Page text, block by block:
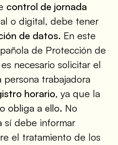
control de jornada
o digital, debe tener
de datos. En este
de Protección de
necesario solicitar el
trabajadora
horario, ya que la
obliga a ello. No
sí debe informar
el tratamiento de los